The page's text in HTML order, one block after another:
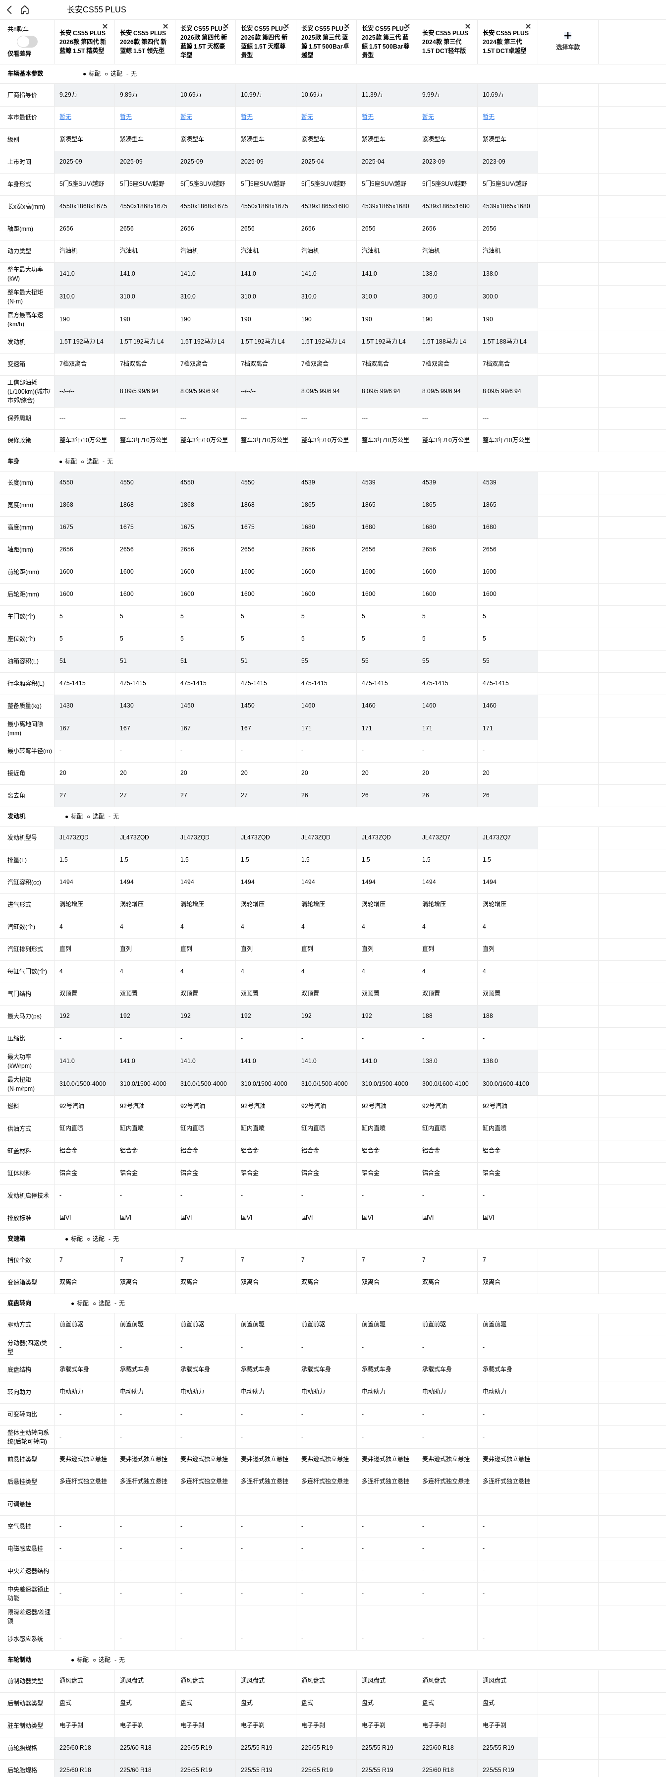
长安CS55 PLUS
共8款车
仅看差异
长安 CS55 PLUS
2026款 第四代 新
蓝鲸 1.5T 精英型
长安 CS55 PLUS
2026款 第四代 新
蓝鲸 1.5T 领先型
长安 CS55 PLUS
2026款 第四代 新
蓝鲸 1.5T 天枢豪
华型
长安 CS55 PLUS
2026款 第四代 新
蓝鲸 1.5T 天枢尊
贵型
长安 CS55 PLUS
2025款 第三代 蓝
鲸 1.5T 500Bar卓
越型
长安 CS55 PLUS
2025款 第三代 蓝
鲸 1.5T 500Bar尊
贵型
长安 CS55 PLUS
2024款 第三代
1.5T DCT轻年版
长安 CS55 PLUS
2024款 第三代
1.5T DCT卓越型
选择车款
车辆基本参数 ● 标配 ○ 选配 - 无
厂商指导价
本市最低价
级别
上市时间
车身形式
长x宽x高(mm)
轴距(mm)
动力类型
整车最大功率
(kW)
整车最大扭矩
(N·m)
官方最高车速
(km/h)
发动机
变速箱
工信部油耗
(L/100km)(城市/
市郊/综合)
保养周期
保修政策
车身 ● 标配 ○ 选配 - 无
长度(mm)
宽度(mm)
高度(mm)
轴距(mm)
前轮距(mm)
后轮距(mm)
车门数(个)
座位数(个)
油箱容积(L)
行李厢容积(L)
整备质量(kg)
最小离地间隙
(mm)
最小转弯半径(m)
接近角
离去角
发动机 ● 标配 ○ 选配 - 无
发动机型号
排量(L)
汽缸容积(cc)
进气形式
汽缸数(个)
汽缸排列形式
每缸气门数(个)
气门结构
最大马力(ps)
压缩比
最大功率
(kW/rpm)
最大扭矩
(N·m/rpm)
燃料
供油方式
缸盖材料
缸体材料
发动机启停技术
排放标准
变速箱 ● 标配 ○ 选配 - 无
挡位个数
变速箱类型
底盘转向 ● 标配 ○ 选配 - 无
驱动方式
分动器(四驱)类
型
底盘结构
转向助力
可变转向比
整体主动转向系
统(后轮可转向)
前悬挂类型
后悬挂类型
可调悬挂
空气悬挂
电磁感应悬挂
中央差速器结构
中央差速器锁止
功能
限滑差速器/差速
锁
涉水感应系统
车轮制动 ● 标配 ○ 选配 - 无
前制动器类型
后制动器类型
驻车制动类型
前轮胎规格
后轮胎规格
9.29万 9.89万 10.69万 10.99万 10.69万 11.39万 9.99万 10.69万
暂无 暂无 暂无 暂无 暂无 暂无 暂无 暂无
紧凑型车 紧凑型车 紧凑型车 紧凑型车 紧凑型车 紧凑型车 紧凑型车 紧凑型车
2025-09 2025-09 2025-09 2025-09 2025-04 2025-04 2023-09 2023-09
5门5座SUV/越野 5门5座SUV/越野 5门5座SUV/越野 5门5座SUV/越野 5门5座SUV/越野 5门5座SUV/越野 5门5座SUV/越野 5门5座SUV/越野
4550x1868x1675 4550x1868x1675 4550x1868x1675 4550x1868x1675 4539x1865x1680 4539x1865x1680 4539x1865x1680 4539x1865x1680
2656 2656 2656 2656 2656 2656 2656 2656
汽油机 汽油机 汽油机 汽油机 汽油机 汽油机 汽油机 汽油机
141.0 141.0 141.0 141.0 141.0 141.0 138.0 138.0
310.0 310.0 310.0 310.0 310.0 310.0 300.0 300.0
190 190 190 190 190 190 190 190
1.5T 192马力 L4 1.5T 192马力 L4 1.5T 192马力 L4 1.5T 192马力 L4 1.5T 192马力 L4 1.5T 192马力 L4 1.5T 188马力 L4 1.5T 188马力 L4
7档双离合 7档双离合 7档双离合 7档双离合 7档双离合 7档双离合 7档双离合 7档双离合
--/--/-- 8.09/5.99/6.94 8.09/5.99/6.94 --/--/-- 8.09/5.99/6.94 8.09/5.99/6.94 8.09/5.99/6.94 8.09/5.99/6.94
--- --- --- --- --- --- --- ---
整车3年/10万公里 整车3年/10万公里 整车3年/10万公里 整车3年/10万公里 整车3年/10万公里 整车3年/10万公里 整车3年/10万公里 整车3年/10万公里
4550 4550 4550 4550 4539 4539 4539 4539
1868 1868 1868 1868 1865 1865 1865 1865
1675 1675 1675 1675 1680 1680 1680 1680
2656 2656 2656 2656 2656 2656 2656 2656
1600 1600 1600 1600 1600 1600 1600 1600
1600 1600 1600 1600 1600 1600 1600 1600
5 5 5 5 5 5 5 5
5 5 5 5 5 5 5 5
51 51 51 51 55 55 55 55
475-1415 475-1415 475-1415 475-1415 475-1415 475-1415 475-1415 475-1415
1430 1430 1450 1450 1460 1460 1460 1460
167 167 167 167 171 171 171 171
- - - - - - - -
20 20 20 20 20 20 20 20
27 27 27 27 26 26 26 26
JL473ZQD JL473ZQD JL473ZQD JL473ZQD JL473ZQD JL473ZQD JL473ZQ7 JL473ZQ7
1.5 1.5 1.5 1.5 1.5 1.5 1.5 1.5
1494 1494 1494 1494 1494 1494 1494 1494
涡轮增压 涡轮增压 涡轮增压 涡轮增压 涡轮增压 涡轮增压 涡轮增压 涡轮增压
4 4 4 4 4 4 4 4
直列 直列 直列 直列 直列 直列 直列 直列
4 4 4 4 4 4 4 4
双顶置 双顶置 双顶置 双顶置 双顶置 双顶置 双顶置 双顶置
192 192 192 192 192 192 188 188
- - - - - - - -
141.0 141.0 141.0 141.0 141.0 141.0 138.0 138.0
310.0/1500-4000 310.0/1500-4000 310.0/1500-4000 310.0/1500-4000 310.0/1500-4000 310.0/1500-4000 300.0/1600-4100 300.0/1600-4100
92号汽油 92号汽油 92号汽油 92号汽油 92号汽油 92号汽油 92号汽油 92号汽油
缸内直喷 缸内直喷 缸内直喷 缸内直喷 缸内直喷 缸内直喷 缸内直喷 缸内直喷
铝合金 铝合金 铝合金 铝合金 铝合金 铝合金 铝合金 铝合金
铝合金 铝合金 铝合金 铝合金 铝合金 铝合金 铝合金 铝合金
- - - - - - - -
国VI 国VI 国VI 国VI 国VI 国VI 国VI 国VI
7 7 7 7 7 7 7 7
双离合 双离合 双离合 双离合 双离合 双离合 双离合 双离合
前置前驱 前置前驱 前置前驱 前置前驱 前置前驱 前置前驱 前置前驱 前置前驱
- - - - - - - -
承载式车身 承载式车身 承载式车身 承载式车身 承载式车身 承载式车身 承载式车身 承载式车身
电动助力 电动助力 电动助力 电动助力 电动助力 电动助力 电动助力 电动助力
- - - - - - - -
- - - - - - - -
麦弗逊式独立悬挂 麦弗逊式独立悬挂 麦弗逊式独立悬挂 麦弗逊式独立悬挂 麦弗逊式独立悬挂 麦弗逊式独立悬挂 麦弗逊式独立悬挂 麦弗逊式独立悬挂
多连杆式独立悬挂 多连杆式独立悬挂 多连杆式独立悬挂 多连杆式独立悬挂 多连杆式独立悬挂 多连杆式独立悬挂 多连杆式独立悬挂 多连杆式独立悬挂
- - - - - - - -
- - - - - - - -
- - - - - - - -
- - - - - - - -
- - - - - - - -
通风盘式 通风盘式 通风盘式 通风盘式 通风盘式 通风盘式 通风盘式 通风盘式
盘式 盘式 盘式 盘式 盘式 盘式 盘式 盘式
电子手刹 电子手刹 电子手刹 电子手刹 电子手刹 电子手刹 电子手刹 电子手刹
225/60 R18 225/60 R18 225/55 R19 225/55 R19 225/55 R19 225/55 R19 225/60 R18 225/55 R19
225/60 R18 225/60 R18 225/55 R19 225/55 R19 225/55 R19 225/55 R19 225/60 R18 225/55 R19